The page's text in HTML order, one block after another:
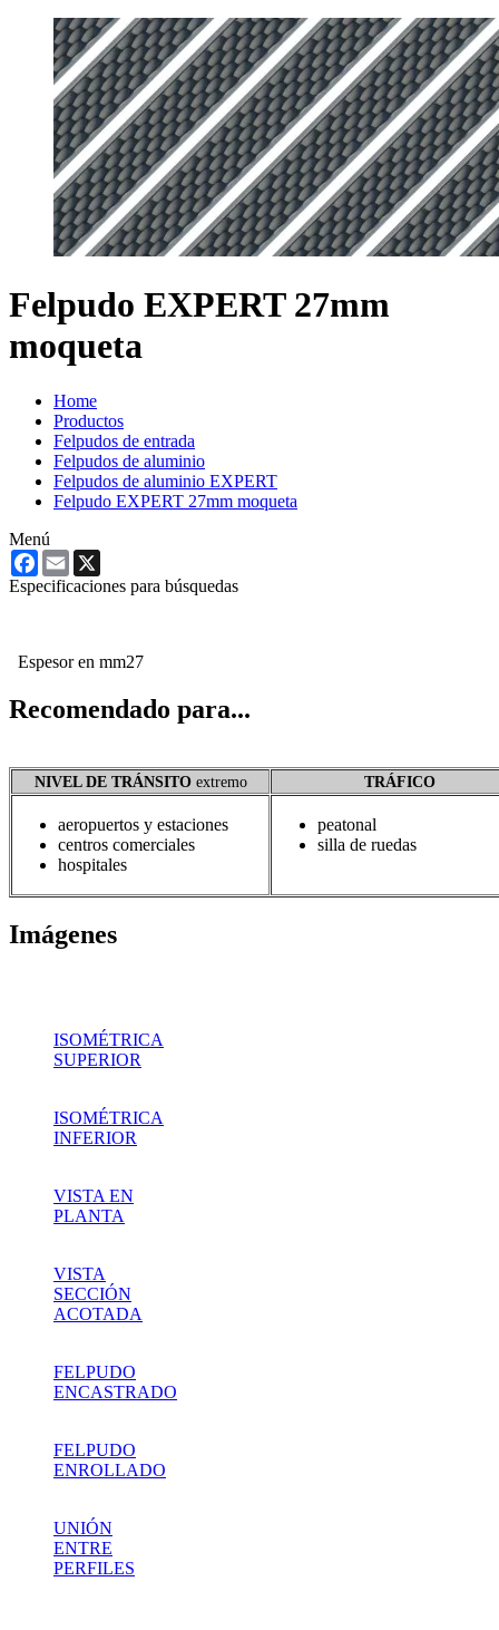
Felpudo EXPERT 27mm
moqueta
Home
Productos
Felpudos de entrada
Felpudos de aluminio
Felpudos de aluminio EXPERT
Felpudo EXPERT 27mm moqueta
Menú
Facebook
Email
Especificaciones para búsquedas
Espesor en mm27
Recomendado para...
NIVEL DE TRÁNSITO extremo TRÁFICO
aeropuertos y estaciones
centros comerciales
hospitales
peatonal
silla de ruedas
Imágenes
ISOMÉTRICA
SUPERIOR
ISOMÉTRICA
INFERIOR
VISTA EN
PLANTA
VISTA
SECCIÓN
ACOTADA
FELPUDO
ENCASTRADO
FELPUDO
ENROLLADO
UNIÓN
ENTRE
PERFILES